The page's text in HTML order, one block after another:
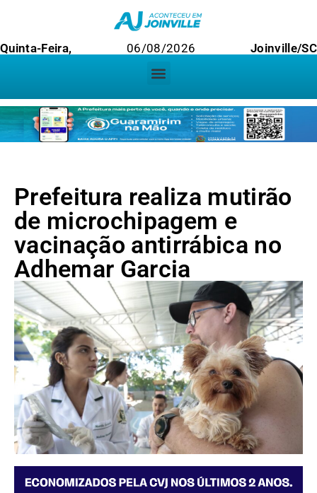
Quinta-Feira, 06/08/2026 Joinville/SC
Prefeitura realiza mutirão
de microchipagem e
vacinação antirrábica no
Adhemar Garcia